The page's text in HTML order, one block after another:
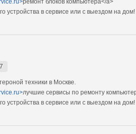
устройства в сервисе или с выездом на дом!
техники в Москве.
лучшие сервисы по ремонту
устройства в сервисе или с выездом на дом!